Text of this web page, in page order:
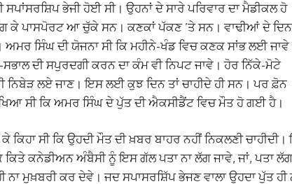
ਸਪਾਂਸਰਸ਼ਿਪ ਭੇਜੀ ਹੋਈ ਸੀ। ਉਹਨਾਂ ਦੇ ਸਾਰੇ ਪਰਿਵਾਰ ਦਾ ਮੈਡੀਕਲ ਹੋ
ਕੇ ਪਾਸਪੋਰਟ ਆ ਚੁੱਕੇ ਸਨ। ਕਣਕਾਂ ਪੱਕਣ ’ਤੇ ਸਨ। ਵਾਢੀਆਂ ਦੇ ਦਿਨ
ਸਿੰਘ ਦੀ ਯੋਜਨਾ ਸੀ ਕਿ ਮਹੀਨੇ-ਖੰਡ ਵਿਚ ਕਣਕ ਸਾਂਭ ਲਈ
ਸਭਾਲ ਦੀ ਸਪੁਰਦਗੀ ਕਰਨ ਦਾ ਕੰਮ ਵੀ ਨਿਪਟ ਜਾਵੇ। ਹੋਰ ਨਿੱਕੇ-ਮੋਟੇ
ਨਿਬੇੜ ਲਏ ਜਾਣ। ਇਸ ਲਈ ਕੁਝ ਦਿਨ ਤਾਂ ਚਾਹੀਦੇ ਹੀ ਸਨ। ਪਰ ਫ਼ੋਨ
ਸੀ ਕਿ ਅਮਰ ਸਿੰਘ ਦੇ ਪੁੱਤ ਦੀ ਐਕਸੀਡੈਂਟ ਵਿਚ ਮੌਤ ਹੋ ਗਈ ਹੈ।
ਕਿਹਾ ਸੀ ਕਿ ਉਹਦੀ ਮੌਤ ਦੀ ਖ਼ਬਰ ਬਾਹਰ ਨਹੀਂ ਨਿਕਲਣੀ
ਕਿਤੇ ਕਨੇਡੀਅਨ ਅੰਬੈਸੀ ਨੂੰ ਇਸ ਗੱਲ ਪਤਾ ਨਾ ਲੱਗ ਜਾਵੇ, ਜਾਂ, ਪਤਾ
ਨਾ ਮੁਖ਼ਬਰੀ ਕਰ ਦੇਵੇ। ਜਦ ਸਪਾਸਰਸ਼ਿੱਪ ਭੇਜਣ ਵਾਲਾ ਉਹਦਾ ਪੁੱਤ ਹੀ